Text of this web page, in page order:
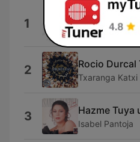
1 Costa Rica
Costa Rica
2 Rocio Durcal
Txaranga Katxi
3 Hazme Tuya
Isabel Pantoja